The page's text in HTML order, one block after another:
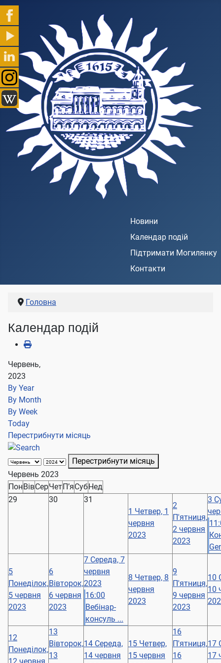
Новини
Календар подій
Підтримати Могилянку
Контакти
Головна
Календар подій
Червень,
2023
By Year
By Month
By Week
Today
Перестрибнути місяць
Перестрибнути місяць
Червень 2023
Пон ВівСерЧет П’яСубНед
29
30
31
1 Четвер, 1
червня
2023
2
П'ятниця,
2 червня
2023
3
5
Понеділок,
5 червня
2023
6
Вівторок,
6 червня
2023
7 Середа, 7
червня
2023
16:00
Вебінар-
консуль ...
8 Четвер, 8
червня
2023
9
П'ятниця,
9 червня
2023
10
10
12
Понеділок,
13
Вівторок,
13
14 Середа,
14 червня
15 Четвер,
15 червня
16
П'ятниця,
16
17
17